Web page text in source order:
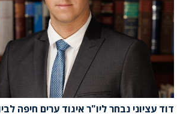
דוד עציוני נבחר ליו"ר איגוד ערים חיפה